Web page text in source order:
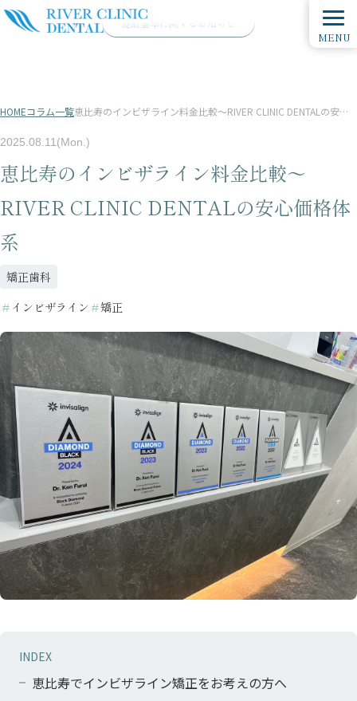
施設基準に関するお知らせ
HOMEコラム一覧 恵比寿のインビザライン料金比較〜RIVER CLINIC DENTALの安心価格体系
MENU
2025.08.11(Mon.)
恵比寿のインビザライン料金比較〜
RIVER CLINIC DENTALの安心価格体
系
矯正歯科
＃ インビザライン ＃矯正
INDEX
恵比寿でインビザライン矯正をお考えの方へ